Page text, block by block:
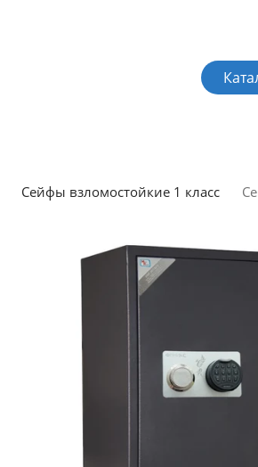
Сейфы взломостойкие 1 класс